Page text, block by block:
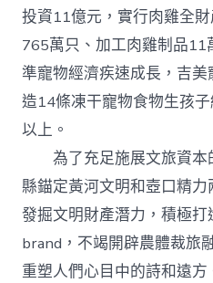
投資11億元，實行肉雞全
765萬只、加工肉雞制品
準寵物經濟疾速成長，吉
造14條凍干寵物食物生孩
以上。
為了充足施展文旅資本
縣錨定黃河文明和壺口精
發掘文明財產潛力，積極
brand，不竭開辟農體裁旅
重塑人們心目中的詩和遠方